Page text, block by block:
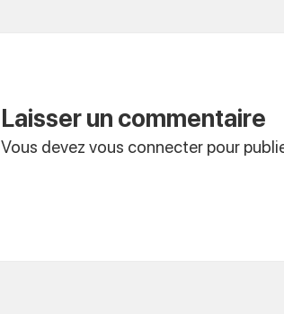
Laisser un commentaire
Vous devezvous connecter pour